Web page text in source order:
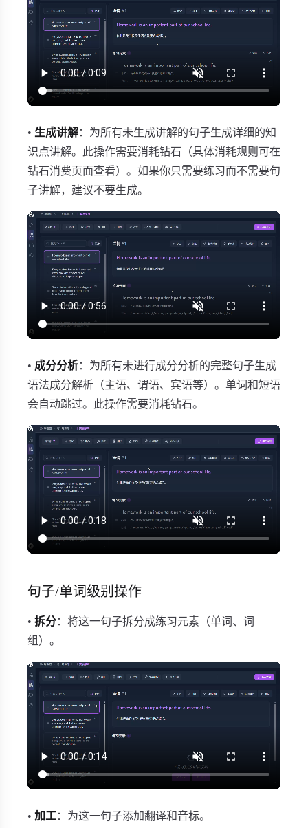
• 生成讲解：为所有未生成讲解的句子生成详细的知
识点讲解。此操作需要消耗钻石（具体消耗规则可在
钻石消费页面查看）。如果你只需要练习而不需要句
子讲解，建议不要生成。
• 成分分析：为所有未进行成分分析的完整句子生成
语法成分解析（主语、谓语、宾语等）。单词和短语
会自动跳过。此操作需要消耗钻石。
句子/单词级别操作
• 拆分：将这一句子拆分成练习元素（单词、词
组）。
• 加工：为这一句子添加翻译和音标。